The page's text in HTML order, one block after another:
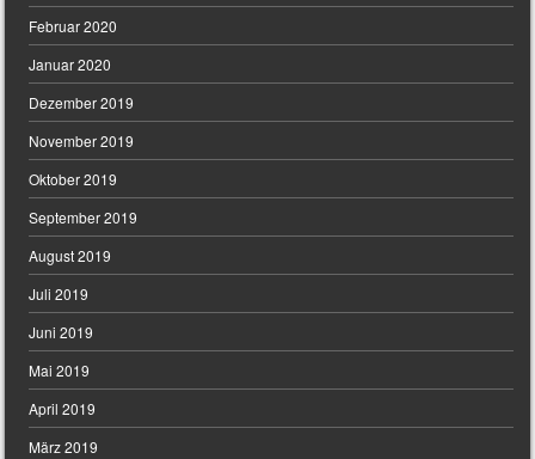
Februar 2020
Januar 2020
Dezember 2019
November 2019
Oktober 2019
September 2019
August 2019
Juli 2019
Juni 2019
Mai 2019
April 2019
März 2019